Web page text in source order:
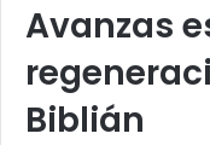
Avanzas
Biblián